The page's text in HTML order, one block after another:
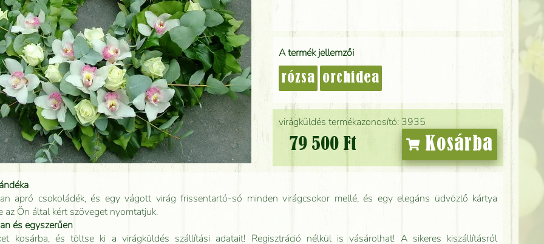
virágküldés termékazonosító: 3935
79 500 Ft Kosárba
A termék jellemzői
rózsa orchidea
apró csokoládék, és egy vágott virág frissentartó-só minden virágcsokor mellé, és egy elegáns üdvözlő kártya
az Ön által kért szöveget nyomtatjuk.
és egyszerűen
kosárba, és töltse ki a virágküldés szállítási adatait! Regisztráció nélkül is vásárolhat! A sikeres kiszállításról